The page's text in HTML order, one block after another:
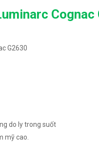
Cognac
G2630
do ly trong suốt
mỹ cao.